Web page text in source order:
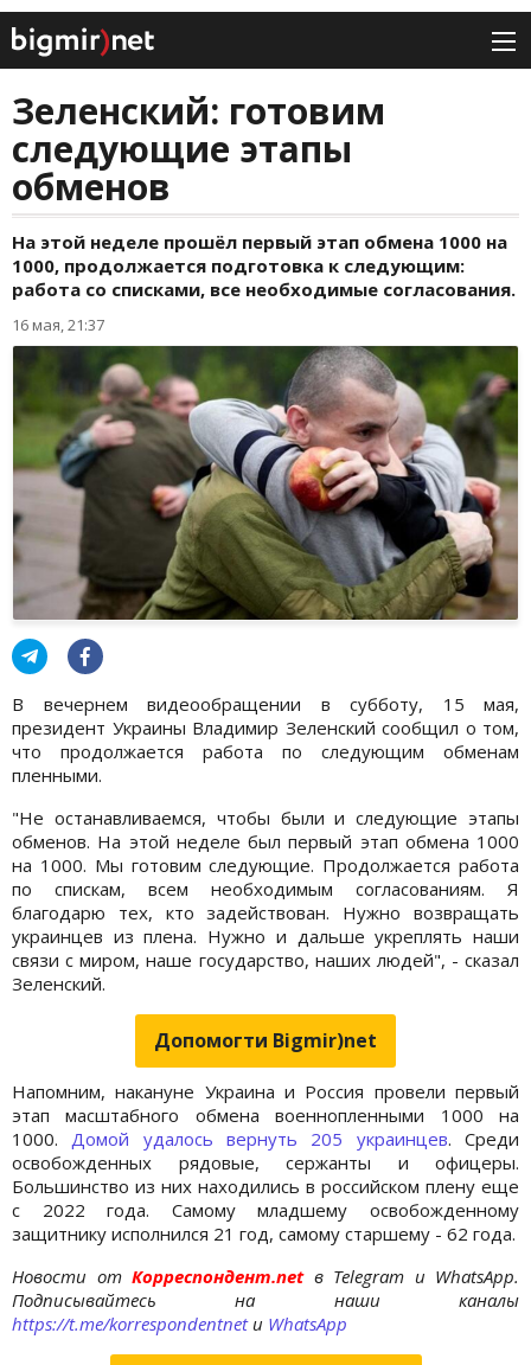
Зеленский: готовим
следующие этапы
обменов
На этой неделе прошёл первый этап обмена 1000 на
1000, продолжается подготовка к следующим:
работа со списками, все необходимые согласования.
16 мая, 21:37
В вечернем видеообращении в субботу, 15 мая,
президент Украины Владимир Зеленский сообщил о том,
что продолжается работа по следующим обменам
пленными.
"Не останавливаемся, чтобы были и следующие этапы
обменов. На этой неделе был первый этап обмена 1000
на 1000. Мы готовим следующие. Продолжается работа
по спискам, всем необходимым согласованиям. Я
благодарю тех, кто задействован. Нужно возвращать
украинцев из плена. Нужно и дальше укреплять наши
связи с миром, наше государство, наших людей", - сказал
Зеленский.
Допомогти Bigmir)net
Напомним, накануне Украина и Россия провели первый
этап масштабного обмена военнопленными 1000 на
1000. Домой удалось вернуть 205 украинцев. Среди
освобожденных рядовые, сержанты и офицеры.
Большинство из них находились в российском плену еще
с 2022 года. Самому младшему освобожденному
защитнику исполнился 21 год, самому старшему - 62 года.
Новости отКорреспондент.net в Telegram и WhatsApp.
Подписывайтесь на наши каналы
https://t.me/korrespondentnetи WhatsApp